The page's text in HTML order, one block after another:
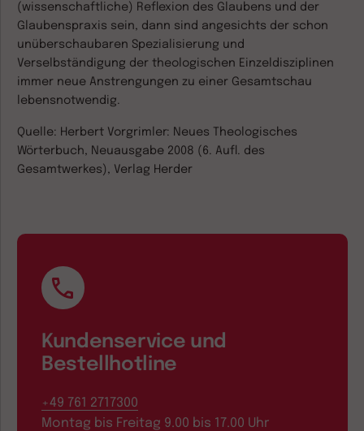
(wissenschaftliche) Reflexion des Glaubens und der
Glaubenspraxis sein, dann sind angesichts der schon
unüberschaubaren Spezialisierung und
Verselbständigung der theologischen Einzeldisziplinen
immer neue Anstrengungen zu einer Gesamtschau
lebensnotwendig.
Quelle: Herbert Vorgrimler: Neues Theologisches
Wörterbuch, Neuausgabe 2008 (6. Aufl. des
Gesamtwerkes), Verlag Herder
Kundenservice und
Bestellhotline
+49 761 2717300
Montag bis Freitag 9.00 bis 17.00 Uhr